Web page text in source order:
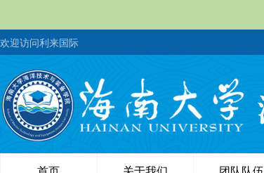
欢迎访问利来国际